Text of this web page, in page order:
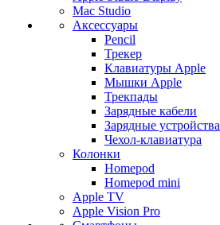
Mac Studio
Аксессуары
Pencil
Трекер
Клавиатуры Apple
Мышки Apple
Трекпады
Зарядные кабели
Зарядные устройства
Чехол-клавиатура
Колонки
Homepod
Homepod mini
Apple TV
Apple Vision Pro